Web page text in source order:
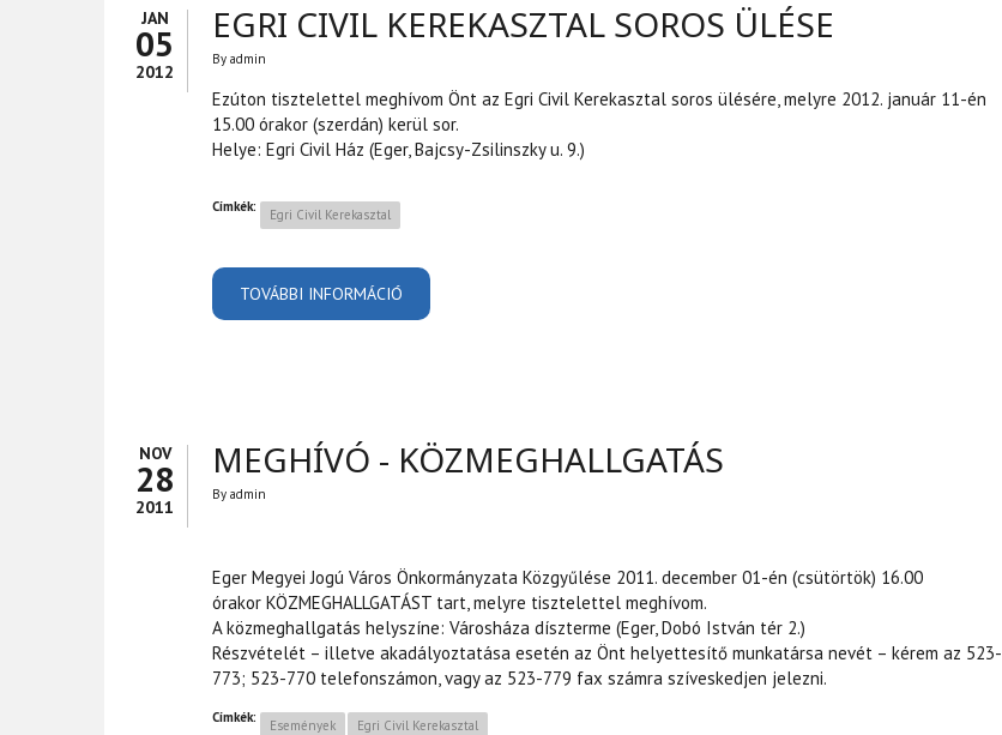
JAN
05
2012
EGRI CIVIL KEREKASZTAL SOROS ÜLÉSE
By admin
Ezúton tisztelettel meghívom Önt az Egri Civil Kerekasztal soros ülésére, melyre 2012. január 11-én
15.00 órakor (szerdán) kerül sor.
Helye: Egri Civil Ház (Eger, Bajcsy-Zsilinszky u. 9.)
Címkék: Egri Civil Kerekasztal
TOVÁBBI INFORMÁCIÓ
NOV
28
2011
MEGHÍVÓ - KÖZMEGHALLGATÁS
By admin
Eger Megyei Jogú Város Önkormányzata Közgyűlése 2011. december 01-én (csütörtök) 16.00
órakor KÖZMEGHALLGATÁST tart, melyre tisztelettel meghívom.
A közmeghallgatás helyszíne: Városháza díszterme (Eger, Dobó István tér 2.)
Részvételét – illetve akadályoztatása esetén az Önt helyettesítő munkatársa nevét – kérem az 523-
773; 523-770 telefonszámon, vagy az 523-779 fax számra szíveskedjen jelezni.
Címkék: Események Egri Civil Kerekasztal